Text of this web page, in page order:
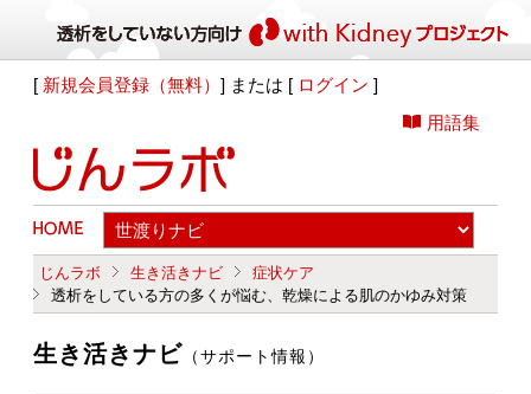
[ 新規会員登録（無料）] または [ ログイン ]
用語集
じんラボ 生き活きナビ
症状ケア
透析をしている方の多くが悩む、乾燥による肌のかゆみ対策
生き活きナビ （サポート情報）